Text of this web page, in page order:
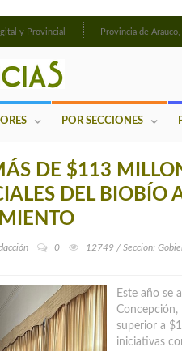
y Provincial Provincia de
POR SECCIONES
DE $113
DEL BIOBÍO
0 12749 / Seccion:
Este año se
Concepción,
superior a
iniciativas